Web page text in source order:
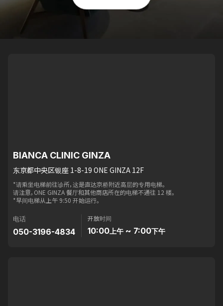
BIANCA CLINIC GINZA
东京都中央区银座 1-8-19 ONE GINZA 12F
*请乘坐电梯前往诊所，这是直达京桥附近高层的专用电梯。
请注意，ONE GINZA 餐厅和其他商店所在的电梯不通往 12 楼。
*早间电梯从上午 9:50 开始运行。
电话
050-3196-4834
开放时间
10:00 上午 ~ 7:00下午